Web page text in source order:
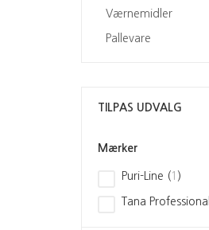
Værnemidler
Pallevare
TILPAS UDVALG
Mærker
Puri-Line ( 1 )
Tana Professional